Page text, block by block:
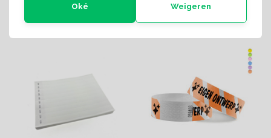
Oké Weigeren
Direct leverbaar